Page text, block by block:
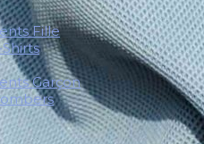
Fille
Garçon